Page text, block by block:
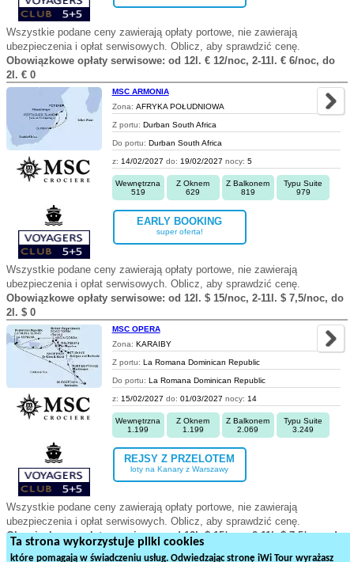
Ta strona wykorzystuje pliki cookies
które pomagają w świadczeniu usług. Odwiedzając stronę iWi Tour wyrażasz
Wszystkie podane ceny zawierają opłaty portowe, nie zawierają
ubezpieczenia i opłat serwisowych. Oblicz, aby sprawdzić cenę.
Obowiązkowe opłaty serwisowe: od 12l. € 12/noc, 2-11l. € 6/noc, do
2l. € 0
MSC ARMONIA
Zona: AFRYKA POŁUDNIOWA
Z portu: Durban South Africa
Do portu: Durban South Africa
z: 14/02/2027 do: 19/02/2027 nocy: 5
Wewnętrzna
519
Z Oknem
629
Z Balkonem
819
Typu Suite
979
EARLY BOOKING
super oferta!
Wszystkie podane ceny zawierają opłaty portowe, nie zawierają
ubezpieczenia i opłat serwisowych. Oblicz, aby sprawdzić cenę.
Obowiązkowe opłaty serwisowe: od 12l. $ 15/noc, 2-11l. $ 7,5/noc, do
2l. $ 0
MSC OPERA
Zona: KARAIBY
Z portu: La Romana Dominican Republic
Do portu: La Romana Dominican Republic
z: 15/02/2027 do: 01/03/2027 nocy: 14
Wewnętrzna
1.199
Z Oknem
1.199
Z Balkonem
2.069
Typu Suite
3.249
REJSY Z PRZELOTEM
loty na Kanary z Warszawy
Wszystkie podane ceny zawierają opłaty portowe, nie zawierają
ubezpieczenia i opłat serwisowych. Oblicz, aby sprawdzić cenę.
Obowiązkowe opłaty serwisowe: od 12l. $ 15/noc, 2-11l. $ 7,5/noc, do
2l. $ 0